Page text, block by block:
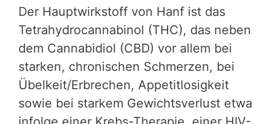
Der Hauptwirkstoff von Hanf ist das
Tetrahydrocannabinol (THC), das neben
dem Cannabidiol (CBD) vor allem bei
starken, chronischen Schmerzen, bei
Übelkeit/Erbrechen, Appetitlosigkeit
sowie bei starkem Gewichtsverlust etwa